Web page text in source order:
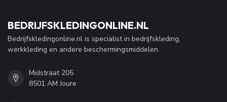
BEDRIJFSKLEDINGONLINE.NL
Bedrijfskledingonline.nl is specialist in bedrijfskleding,
werkkleding en andere beschermingsmiddelen.
Midstraat 205
8501 AM Joure